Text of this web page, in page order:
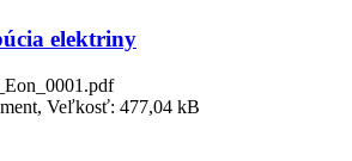
elektriny
Veľkosť: 477,04 kB